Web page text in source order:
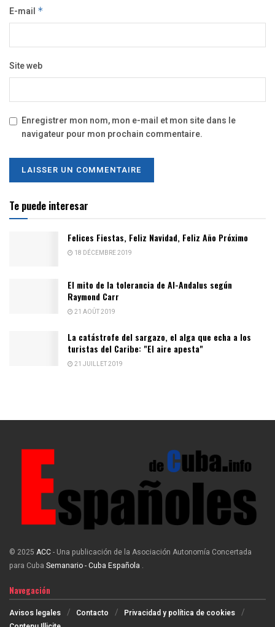
E-mail *
Site web
Enregistrer mon nom, mon e-mail et mon site dans le
navigateur pour mon prochain commentaire.
Te puede interesar
Felices Fiestas, Feliz Navidad, Feliz Año Próximo
18 DÉCEMBRE 2019
El mito de la tolerancia de Al-Andalus según
Raymond Carr
21 AOÛT 2019
La catástrofe del sargazo, el alga que echa a los
turistas del Caribe: "El aire apesta"
21 JUILLET 2019
© 2025 ACC- Una publicación de la Asociación Autonomía Concertada
para Cuba Semanario - Cuba Española .
Navegación
Avisos legales Contacto
Privacidad y política de cookies